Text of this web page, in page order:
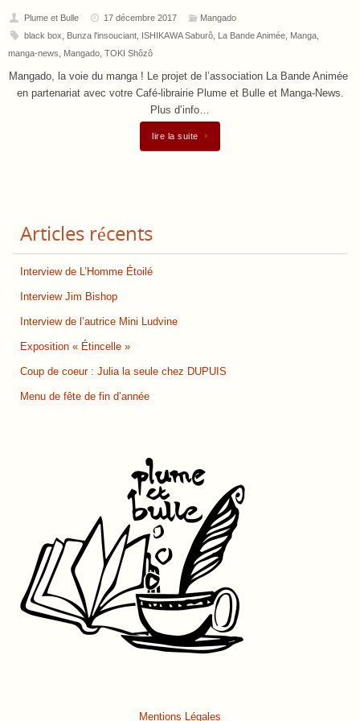
Plume et Bulle 17 décembre 2017
Mangado
black box
Bunza l'insouciant, ISHIKAWA Saburô, La Bande Animée, Manga,
manga-news
Mangado TOKI Shôzô
Mangado, la voie du manga ! Le projet de l’association La Bande Animée
en partenariat avec votre Café-librairie Plume et Bulle et Manga-News.
Plus d’info…
lire la suite
Articles récents
Interview de L’Homme Étoilé
Interview Jim Bishop
Interview de l’autrice Mini Ludvine
Exposition « Étincelle »
Coup de coeur : Julia la seule chez DUPUIS
Menu de fête de fin d’année
Mentions Légales